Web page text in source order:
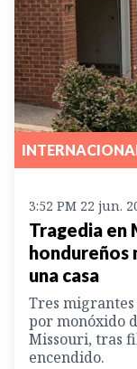
3:52 PM 22 jun.
Tragedia en
hondureños
una casa
Tres
por monóxido
Missouri, tras
encendido.